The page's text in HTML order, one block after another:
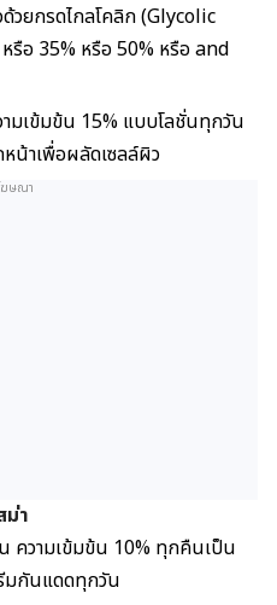
วยกรดไกลโคลิก (Glycolic
รือ 35% หรือ 50% หรือ and
มเข้มข้น 15% แบบโลชั่นทุกวัน
น้าเพื่อผลัดเซลล์ผิว
ฆษณา
ม่า
ความเข้มข้น 10% ทุกคืนเป็น
มกันแดดทุกวัน